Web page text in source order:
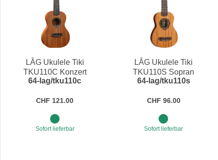
LÂG Ukulele Tiki
TKU110C Konzert
64-lag/tku110c
CHF 121.00
Sofort lieferbar
LÂG Ukulele Tiki
TKU110S Sopran
64-lag/tku110s
CHF 96.00
Sofort lieferbar